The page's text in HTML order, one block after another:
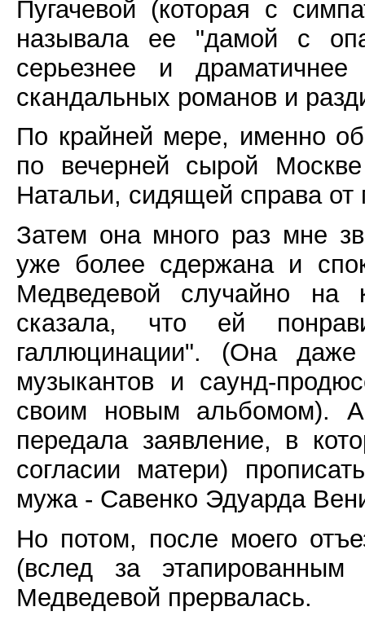
Пугачевой (которая с
называла ее "дамой с
серьезнее и
скандальных романов и
По крайней мере, именно
по вечерней сырой
Натальи, сидящей справа от
Затем она много раз мне
уже более сдержана и
Медведевой случайно на
сказала, что ей
галлюцинации". (Она
музыкантов и саунд-
своим новым альбомом). А
передала заявление, в
согласии матери)
мужа - Савенко Эдуарда
Но потом, после моего
(вслед за
Медведевой прервалась.